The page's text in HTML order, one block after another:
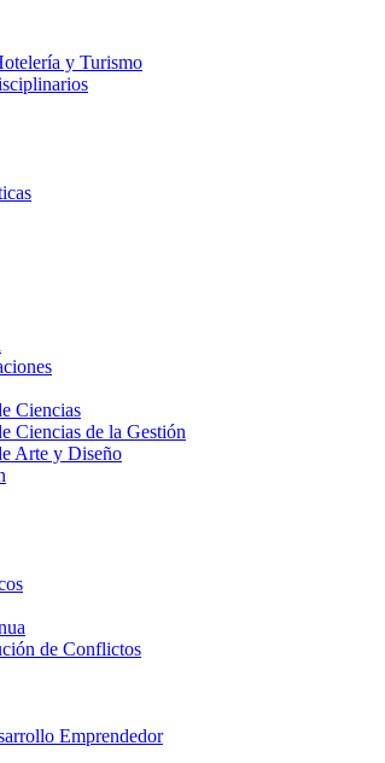
y Turismo
Ciencias
Ciencias de la Gestión
Arte y Diseño
de Conflictos
Emprendedor